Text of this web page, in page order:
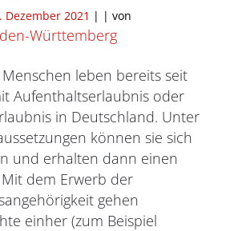
Dezember 2021 | | von
Württemberg
leben bereits seit
Aufenthaltserlaubnis oder
in Deutschland. Unter
können sie sich
und erhalten dann einen
dem Erwerb der
gehen
einher (zum Beispiel